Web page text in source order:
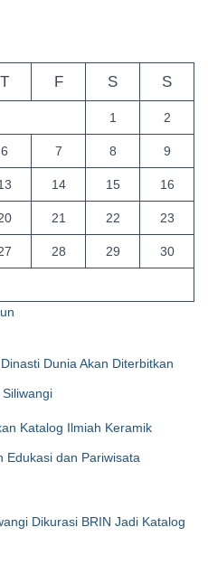
T F S S
1 2
6 7 8 9
14 15 16
21 22 23
28 29 30
Dunia Akan Diterbitkan
Katalog Ilmiah Keramik
Edukasi dan Pariwisata
Dikurasi BRIN Jadi Katalog